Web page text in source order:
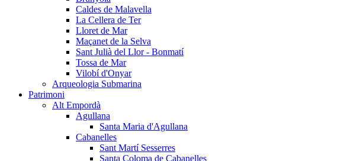
Caldes de Malavella
La Cellera de Ter
Lloret de Mar
Maçanet de la Selva
Sant Julià del Llor - Bonmatí
Tossa de Mar
Vilobí d'Onyar
Arqueologia Submarina
Patrimoni
Alt Empordà
Agullana
Santa Maria d'Agullana
Cabanelles
Sant Martí Sesserres
Santa Coloma de Cabanelles